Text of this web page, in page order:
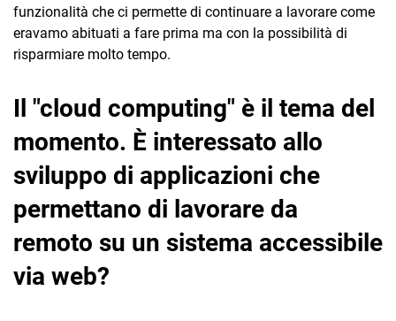
funzionalità che ci permette di continuare a lavorare come
eravamo abituati a fare prima ma con la possibilità di
risparmiare molto tempo.
Il "cloud computing" è il tema del
momento. È interessato allo
sviluppo di applicazioni che
permettano di lavorare da
remoto su un sistema accessibile
via web?